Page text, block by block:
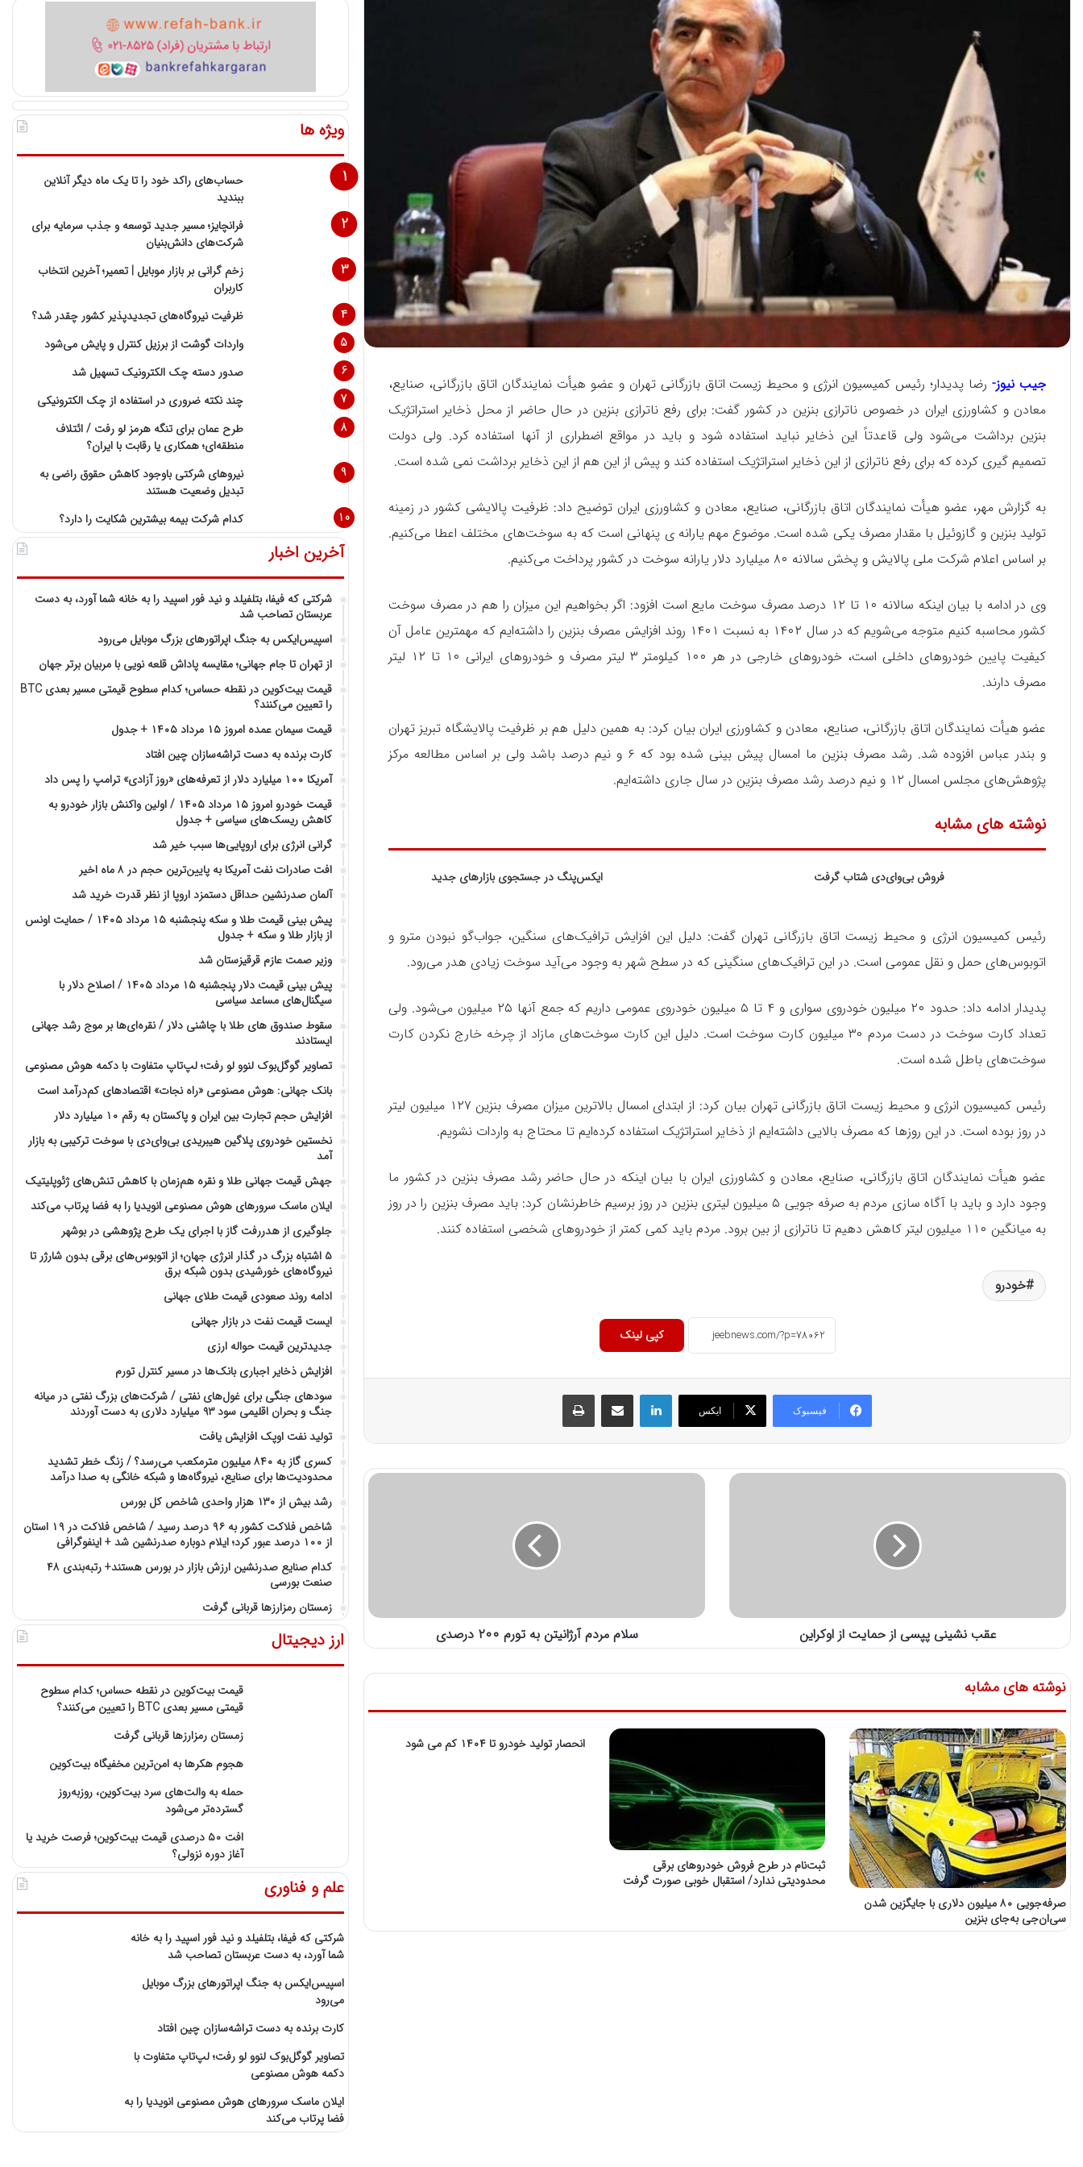
جیب نیوز- رضا پدیدار؛ رئیس کمیسیون انرژی و محیط زیست اتاق بازرگانی تهران و عضو هیأت نمایندگان اتاق بازرگانی، صنایع،
معادن و کشاورزی ایران در خصوص ناترازی بنزین در کشور گفت: برای رفع ناترازی بنزین در حال حاضر از محل ذخایر استراتژیک
بنزین برداشت می‌شود ولی قاعدتاً این ذخایر نباید استفاده شود و باید در مواقع اضطراری از آنها استفاده کرد. ولی دولت
تصمیم گیری کرده که برای رفع ناترازی از این ذخایر استراتژیک استفاده کند و پیش از این هم از این ذخایر برداشت نمی شده است.
به گزارش مهر، عضو هیأت نمایندگان اتاق بازرگانی، صنایع، معادن و کشاورزی ایران توضیح داد: ظرفیت پالایشی کشور در زمینه
تولید بنزین و گازوئیل با مقدار مصرف یکی شده است. موضوع مهم یارانه ی پنهانی است که به سوخت‌های مختلف اعطا می‌کنیم.
بر اساس اعلام شرکت ملی پالایش و پخش سالانه ۸۰ میلیارد دلار یارانه سوخت در کشور پرداخت می‌کنیم.
وی در ادامه با بیان اینکه سالانه ۱۰ تا ۱۲ درصد مصرف سوخت مایع است افزود: اگر بخواهیم این میزان را هم در مصرف سوخت
کشور محاسبه کنیم متوجه می‌شویم که در سال ۱۴۰۲ به نسبت ۱۴۰۱ روند افزایش مصرف بنزین را داشته‌ایم که مهمترین عامل آن
کیفیت پایین خودروهای داخلی است، خودروهای خارجی در هر ۱۰۰ کیلومتر ۳ لیتر مصرف و خودروهای ایرانی ۱۰ تا ۱۲ لیتر
مصرف دارند.
عضو هیأت نمایندگان اتاق بازرگانی، صنایع، معادن و کشاورزی ایران بیان کرد: به همین دلیل هم بر ظرفیت پالایشگاه تبریز تهران
و بندر عباس افزوده شد. رشد مصرف بنزین ما امسال پیش بینی شده بود که ۶ و نیم درصد باشد ولی بر اساس مطالعه مرکز
پژوهش‌های مجلس امسال ۱۲ و نیم درصد رشد مصرف بنزین در سال جاری داشته‌ایم.
نوشته های مشابه
فروش بی‌وای‌دی شتاب گرفت ایکس‌پنگ در جستجوی بازارهای جدید
رئیس کمیسیون انرژی و محیط زیست اتاق بازرگانی تهران گفت: دلیل این افزایش ترافیک‌های سنگین، جواب‌گو نبودن مترو و
اتوبوس‌های حمل و نقل عمومی است. در این ترافیک‌های سنگینی که در سطح شهر به وجود می‌آید سوخت زیادی هدر می‌رود.
پدیدار ادامه داد: حدود ۲۰ میلیون خودروی سواری و ۴ تا ۵ میلیون خودروی عمومی داریم که جمع آنها ۲۵ میلیون می‌شود. ولی
تعداد کارت سوخت در دست مردم ۳۰ میلیون کارت سوخت است. دلیل این کارت سوخت‌های مازاد از چرخه خارج نکردن کارت
سوخت‌های باطل شده است.
رئیس کمیسیون انرژی و محیط زیست اتاق بازرگانی تهران بیان کرد: از ابتدای امسال بالاترین میزان مصرف بنزین ۱۲۷ میلیون لیتر
در روز بوده است. در این روزها که مصرف بالایی داشته‌ایم از ذخایر استراتژیک استفاده کرده‌ایم تا محتاج به واردات نشویم.
عضو هیأت نمایندگان اتاق بازرگانی، صنایع، معادن و کشاورزی ایران با بیان اینکه در حال حاضر رشد مصرف بنزین در کشور ما
وجود دارد و باید با آگاه سازی مردم به صرفه جویی ۵ میلیون لیتری بنزین در روز برسیم خاطرنشان کرد: باید مصرف بنزین را در روز
به میانگین ۱۱۰ میلیون لیتر کاهش دهیم تا ناترازی از بین برود. مردم باید کمی کمتر از خودروهای شخصی استفاده کنند.
خودرو
کپی لینک
فیسبوک ایکس
لینکداین اشتراک گذاری با ایمیل
عقب نشینی پپسی از حمایت از اوکراین سلام مردم آرژانیتن به تورم ۲۰۰ درصدی
نوشته های مشابه
صرفه‌جویی ٨٠ میلیون دلاری با جایگزین شدن
سی‌ان‌جی به‌جای بنزین
ثبت‌نام در طرح فروش خودروهای برقی
محدودیتی ندارد/ استقبال خوبی صورت گرفت
انحصار تولید خودرو تا ۱۴۰۴ کم می شود
ویژه ها
حساب‌های راکد خود را تا یک ماه دیگر آنلاین
ببندید
فرانچایز؛ مسیر جدید توسعه و جذب سرمایه برای
شرکت‌های دانش‌بنیان
زخم گرانی بر بازار موبایل | تعمیر؛ آخرین انتخاب
کاربران
ظرفیت نیروگاه‌های تجدیدپذیر کشور چقدر شد؟
واردات گوشت از برزیل کنترل و پایش می‌شود
صدور دسته چک الکترونیک تسهیل شد
چند نکته ضروری در استفاده از چک الکترونیکی
طرح عمان برای تنگه هرمز لو رفت / ائتلاف
منطقه‌ای؛ همکاری یا رقابت با ایران؟
نیروهای شرکتی باوجود کاهش حقوق راضی به
تبدیل وضعیت هستند
کدام شرکت بیمه بیشترین شکایت را دارد؟
آخرین اخبار
شرکتی که فیفا، بتلفیلد و نید فور اسپید را به خانه شما آورد، به دست
عربستان تصاحب شد
اسپیس‌ایکس به جنگ اپراتورهای بزرگ موبایل می‌رود
از تهران تا جام جهانی؛ مقایسه پاداش قلعه نویی با مربیان برتر جهان
قیمت بیت‌کوین در نقطه حساس؛ کدام سطوح قیمتی مسیر بعدی BTC
را تعیین می‌کنند؟
قیمت سیمان عمده امروز ۱۵ مرداد ۱۴۰۵ + جدول
کارت برنده به دست تراشه‌سازان چین افتاد
آمریکا ۱۰۰ میلیارد دلار از تعرفه‌های «روز آزادی» ترامپ را پس داد
قیمت خودرو امروز ۱۵ مرداد ۱۴۰۵ / اولین واکنش بازار خودرو به
کاهش ریسک‌های سیاسی + جدول
گرانی انرژی برای اروپایی‌ها سبب خیر شد
افت صادرات نفت آمریکا به پایین‌ترین حجم در ۸ ماه اخیر
آلمان صدرنشین حداقل دستمزد اروپا از نظر قدرت خرید شد
پیش‌ بینی قیمت طلا و سکه پنجشنبه ۱۵ مرداد ۱۴۰۵ / حمایت اونس
از بازار طلا و سکه + جدول
وزیر صمت عازم قرقیزستان شد
پیش ‌بینی قیمت دلار پنجشنبه ۱۵ مرداد ۱۴۰۵ / اصلاح دلار با
سیگنال‌های مساعد سیاسی
سقوط صندوق های طلا با چاشنی دلار / نقره‌ای‌ها بر موج رشد جهانی
ایستادند
تصاویر گوگل‌بوک لنوو لو رفت؛ لپ‌تاپ متفاوت با دکمه هوش مصنوعی
بانک جهانی: هوش مصنوعی «راه نجات» اقتصادهای کم‌درآمد است
افزایش حجم تجارت بین ایران و پاکستان به رقم ۱۰ میلیارد دلار
نخستین خودروی پلاگین هیبریدی بی‌وای‌دی با سوخت ترکیبی به بازار
آمد
جهش قیمت جهانی طلا و نقره هم‌زمان با کاهش تنش‌های ژئوپلیتیک
ایلان ماسک سرورهای هوش مصنوعی انویدیا را به فضا پرتاب می‌کند
جلوگیری از هدررفت گاز با اجرای یک طرح پژوهشی در بوشهر
۵ اشتباه بزرگ در گذار انرژی جهان؛ از اتوبوس‌های برقی بدون شارژر تا
نیروگاه‌های خورشیدی بدون شبکه برق
ادامه روند صعودی قیمت طلای جهانی
ایست قیمت نفت در بازار جهانی
جدیدترین قیمت حواله ارزی
افزایش ذخایر اجباری بانک‌ها در مسیر کنترل تورم
سودهای جنگی برای غول‌های نفتی / شرکت‌های بزرگ نفتی در میانه
جنگ و بحران اقلیمی سود ۹۳ میلیارد دلاری به دست آوردند
تولید نفت اوپک افزایش یافت
کسری گاز به ۸۴۰ میلیون مترمکعب می‌رسد؟ / زنگ خطر تشدید
محدودیت‌ها برای صنایع، نیروگاه‌ها و شبکه خانگی به صدا درآمد
رشد بیش از ۱۳۰ هزار واحدی شاخص کل بورس
شاخص فلاکت کشور به ۹۶ درصد رسید / شاخص فلاکت در ۱۹ استان
از ۱۰۰ درصد عبور کرد؛ ایلام دوباره صدرنشین شد + اینفوگرافی
کدام صنایع صدرنشین‌ ارزش بازار در بورس هستند+ رتبه‌بندی ۴۸
صنعت بورسی
زمستان رمزارزها قربانی گرفت
ارز دیجیتال
قیمت بیت‌کوین در نقطه حساس؛ کدام سطوح
قیمتی مسیر بعدی BTC را تعیین می‌کنند؟
زمستان رمزارزها قربانی گرفت
هجوم هکرها به امن‌ترین مخفیگاه بیت‌کوین
حمله به والت‌های سرد بیت‌کوین، روزبه‌روز
گسترده‌تر می‌شود
افت ۵۰ درصدی قیمت بیت‌کوین؛ فرصت خرید یا
آغاز دوره نزولی؟
علم و فناوری
شرکتی که فیفا، بتلفیلد و نید فور اسپید را به خانه
شما آورد، به دست عربستان تصاحب شد
اسپیس‌ایکس به جنگ اپراتورهای بزرگ موبایل
می‌رود
کارت برنده به دست تراشه‌سازان چین افتاد
تصاویر گوگل‌بوک لنوو لو رفت؛ لپ‌تاپ متفاوت با
دکمه هوش مصنوعی
ایلان ماسک سرورهای هوش مصنوعی انویدیا را به
فضا پرتاب می‌کند